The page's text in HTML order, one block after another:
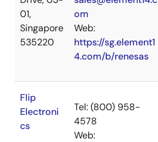
01,
Singapore
535220
om
Web:
https://sg.element1
4.com/b/renesas
Flip
Electroni
cs
Tel: (800) 958-
4578
Web: